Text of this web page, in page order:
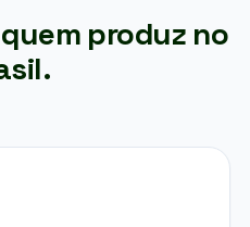
produz no